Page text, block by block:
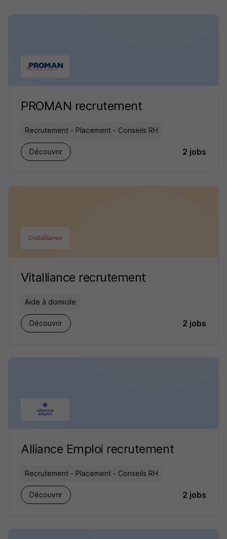
PROMAN recrutement
Recrutement - Placement - Conseils RH
Découvrir 2 jobs
Vitalliance recrutement
Aide à domicile
Découvrir 2 jobs
Alliance Emploi recrutement
Recrutement - Placement - Conseils RH
Découvrir 2 jobs